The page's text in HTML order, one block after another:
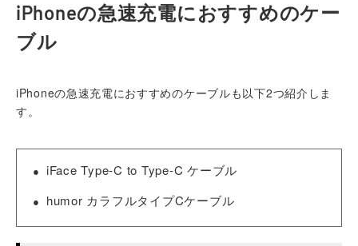
iPhoneの急速充電におすすめのケー
ブル
iPhoneの急速充電におすすめのケーブルも以下2つ紹介しま
す。
iFace Type-C to Type-C ケーブル
humor カラフルタイプCケーブル